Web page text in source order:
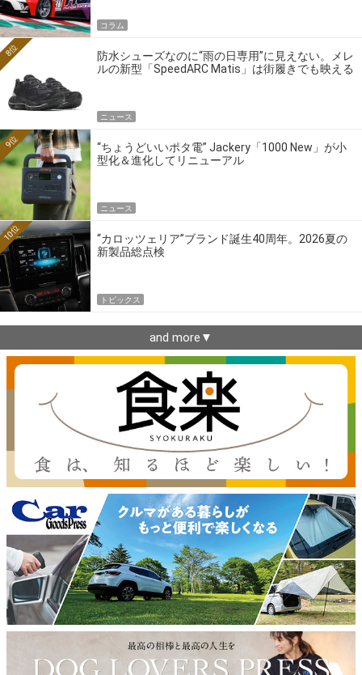
コラム
防水シューズなのに“雨の日専用”に見えない。メレ
ルの新型「SpeedARC Matis」は街履きでも映える
8位
ニュース
“ちょうどいいポタ電” Jackery「1000 New」が小
型化＆進化してリニューアル
9位
ニュース
“カロッツェリア”ブランド誕生40周年。2026夏の
新製品総点検
10位
トピックス
and more▼